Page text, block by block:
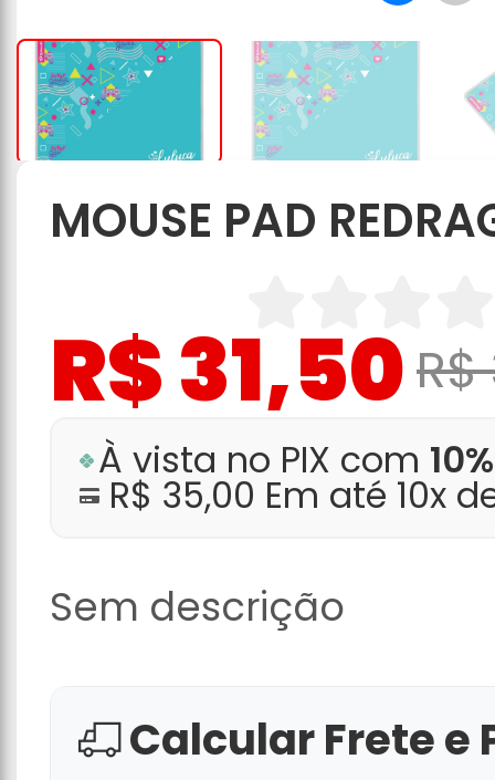
MOUSE PAD
R$ 31,50
À vista no PIX com
R$ 35,00 Em até 10x
Sem descrição
Calcular Frete e